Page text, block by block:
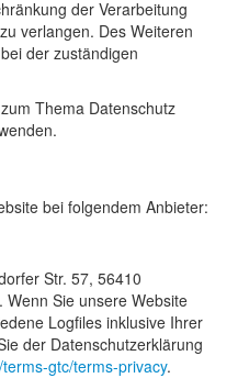
der Verarbeitung
verlangen. Des Weiteren
der zuständigen
Thema Datenschutz
bei folgendem Anbieter:
Str. 57, 56410
Sie unsere Website
Logfiles inklusive Ihrer
der Datenschutzerklärung
gtc/terms-privacy.